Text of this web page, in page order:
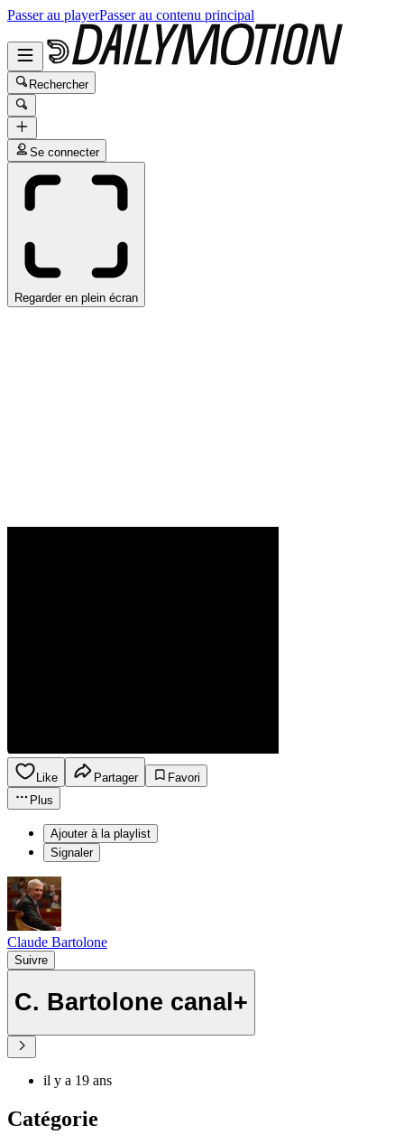
Passer au playerPasser au contenu principal
Rechercher
Se connecter
Regarder en plein écran
Like Partager
Favori
Plus
Ajouter à la playlist
Signaler
Claude Bartolone
Suivre
C. Bartolone canal+
il y a 19 ans
Catégorie